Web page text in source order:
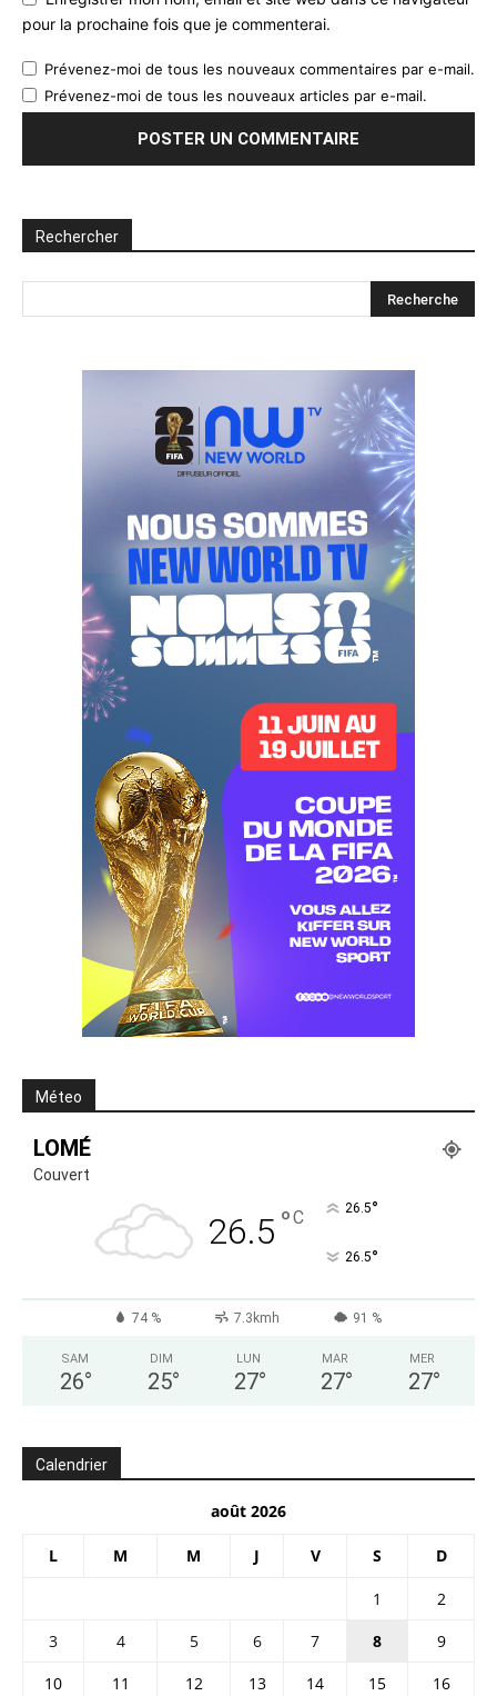
pour la prochaine fois que je commenterai.
Prévenez-moi de tous les nouveaux commentaires par e-mail.
Prévenez-moi de tous les nouveaux articles par e-mail.
Rechercher
Méteo
LOMÉ
Couvert
26.5 °C 26.5°
26.5°
74 % 7.3kmh 91 %
SAM
26°
DIM
25°
LUN
27°
MAR
27°
MER
27°
Calendrier
août 2026
L M M J V S D
1
2
3
4 5 6 7 8
9
10
11 12 13 14 15
16